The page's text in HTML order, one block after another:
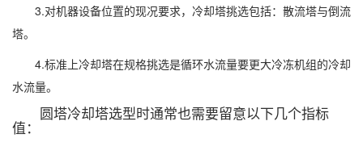
3.对机器设备位置的现况要求，冷却塔挑选包括：散流塔与倒流
塔。
4.标准上冷却塔在规格挑选是循环水流量要更大冷冻机组的冷却
水流量。
圆塔冷却塔选型时通常也需要留意以下几个指标
值：